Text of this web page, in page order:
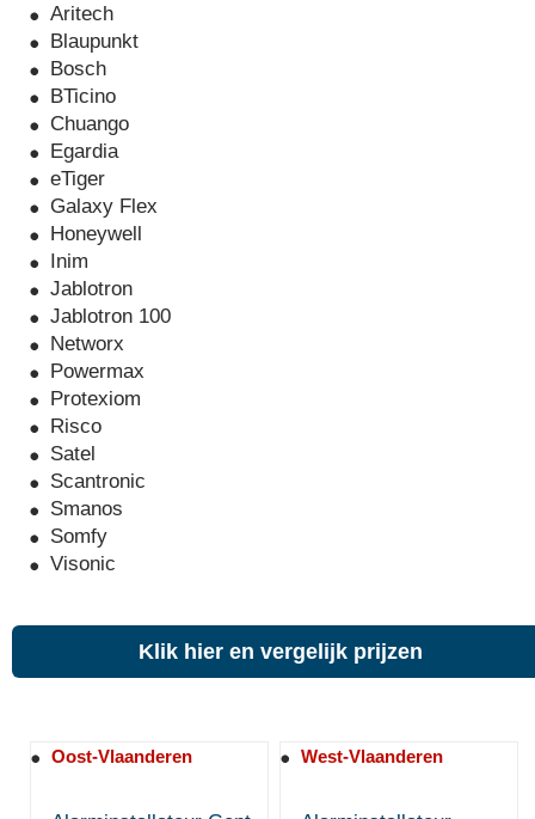
Aritech
Blaupunkt
Bosch
BTicino
Chuango
Egardia
eTiger
Galaxy Flex
Honeywell
Inim
Jablotron
Jablotron 100
Networx
Powermax
Protexiom
Risco
Satel
Scantronic
Smanos
Somfy
Visonic
Klik hier en vergelijk prijzen
Oost-Vlaanderen West-Vlaanderen